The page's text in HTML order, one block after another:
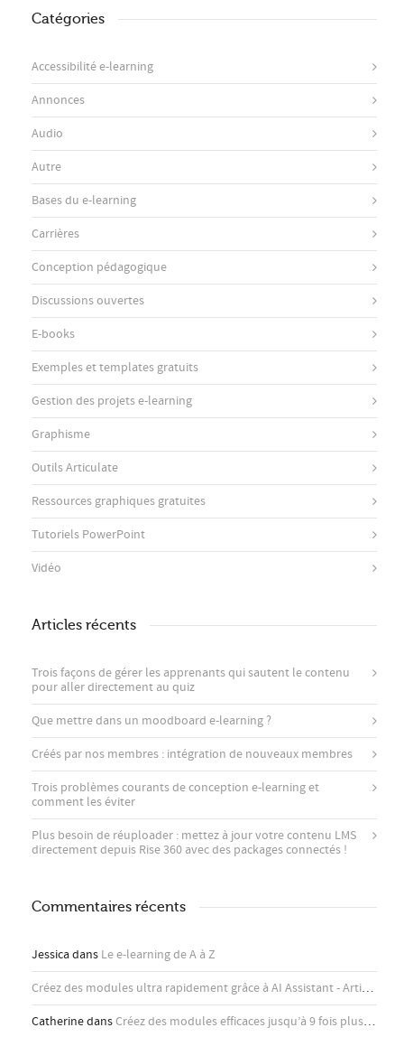
Catégories
Accessibilité e-learning
Annonces
Audio
Autre
Bases du e-learning
Carrières
Conception pédagogique
Discussions ouvertes
E-books
Exemples et templates gratuits
Gestion des projets e-learning
Graphisme
Outils Articulate
Ressources graphiques gratuites
Tutoriels PowerPoint
Vidéo
Articles récents
Trois façons de gérer les apprenants qui sautent le contenu
pour aller directement au quiz
Que mettre dans un moodboard e-learning ?
Créés par nos membres : intégration de nouveaux membres
Trois problèmes courants de conception e-learning et
comment les éviter
Plus besoin de réuploader : mettez à jour votre contenu LMS
directement depuis Rise 360 ​​avec des packages connectés !
Commentaires récents
Jessicadans Le e-learning de A à Z
Créez des modules ultra rapidement grâce à AI Assistant - Articulate
CatherinedansCréez des modules efficaces jusqu’à 9 fois plus rapidement avec l’assistant IA d’Articulate